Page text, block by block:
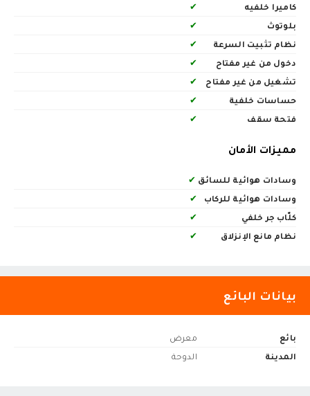
كاميرا خلفيه
✔
بلوتوث
✔
نظام تثبيت السرعة
✔
دخول من غير مفتاح
✔
تشغيل من غير مفتاح
✔
حساسات خلفية
✔
فتحة سقف
✔
مميزات الأمان
وسادات هوائية للسائق ✔
وسادات هوائية للركاب
✔
كلّاب جر خلفي
✔
نظام مانع الإنزلاق
✔
بيانات البائع
بائع
معرض
المدينة
الدوحة